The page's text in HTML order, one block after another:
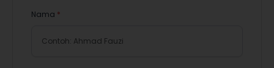
Nama *